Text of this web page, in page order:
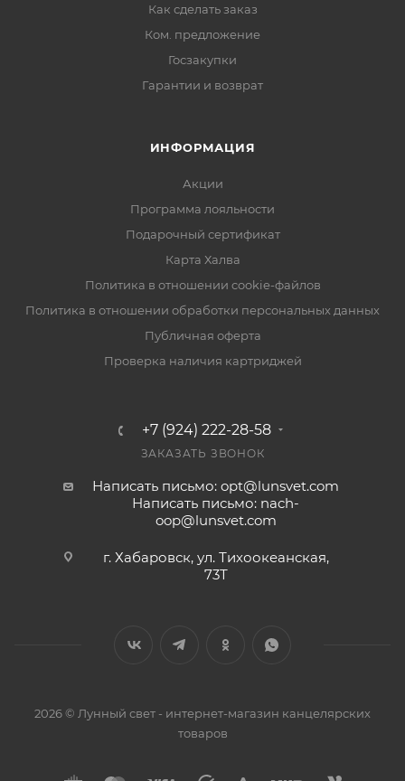
Как сделать заказ
Ком. предложение
Госзакупки
Гарантии и возврат
ИНФОРМАЦИЯ
Акции
Программа лояльности
Подарочный сертификат
Карта Халва
Политика в отношении cookie-файлов
Политика в отношении обработки персональных данных
Публичная оферта
Проверка наличия картриджей
+7 (924) 222-28-58
ЗАКАЗАТЬ ЗВОНОК
Написать письмо: opt@lunsvet.com
Написать письмо: nach-
oop@lunsvet.com
г. Хабаровск, ул. Тихоокеанская,
73Т
2026 © Лунный свет - интернет-магазин канцелярских
товаров